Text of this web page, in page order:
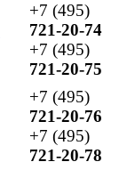
+7 (495)
721-20-74
+7 (495)
721-20-75
+7 (495)
721-20-76
+7 (495)
721-20-78